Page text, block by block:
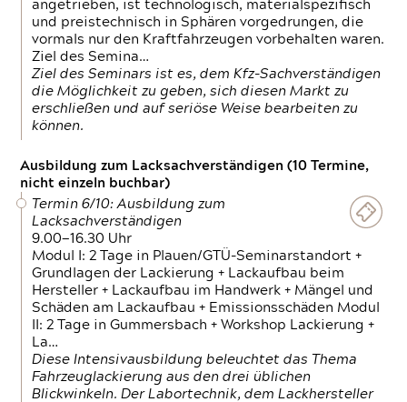
angetrieben, ist technologisch, materialspezifisch
und preistechnisch in Sphären vorgedrungen, die
vormals nur den Kraftfahrzeugen vorbehalten waren.
Ziel des Semina…
Ziel des Seminars ist es, dem Kfz-Sachverständigen
die Möglichkeit zu geben, sich diesen Markt zu
erschließen und auf seriöse Weise bearbeiten zu
können.
Ausbildung zum Lacksachverständigen (10 Termine,
nicht einzeln buchbar)
Termin 6/10: Ausbildung zum
Lacksachverständigen
9.00—16.30 Uhr
Modul I: 2 Tage in Plauen/GTÜ-Seminarstandort +
Grundlagen der Lackierung + Lackaufbau beim
Hersteller + Lackaufbau im Handwerk + Mängel und
Schäden am Lackaufbau + Emissionsschäden Modul
II: 2 Tage in Gummersbach + Workshop Lackierung +
La…
Diese Intensivausbildung beleuchtet das Thema
Fahrzeuglackierung aus den drei üblichen
Blickwinkeln. Der Labortechnik, dem Lackhersteller